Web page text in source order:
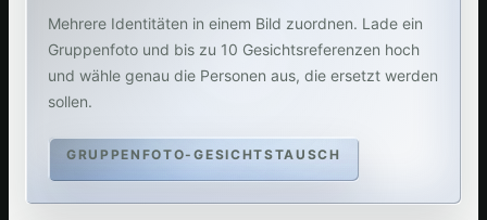
Mehrere Identitäten in einem Bild zuordnen. Lade ein
Gruppenfoto und bis zu 10 Gesichtsreferenzen hoch
und wähle genau die Personen aus, die ersetzt werden
sollen.
GRUPPENFOTO-GESICHTSTAUSCH